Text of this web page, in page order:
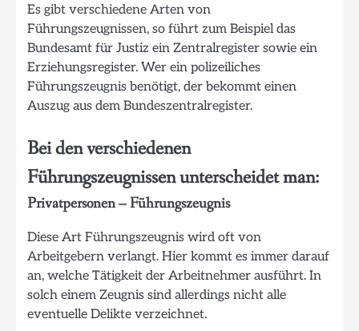
Es gibt verschiedene Arten von
Führungszeugnissen, so führt zum Beispiel das
Bundesamt für Justiz ein Zentralregister sowie ein
Erziehungsregister. Wer ein polizeiliches
Führungszeugnis benötigt, der bekommt einen
Auszug aus dem Bundeszentralregister.
Bei den verschiedenen
Führungszeugnissen unterscheidet man:
Privatpersonen – Führungszeugnis
Diese Art Führungszeugnis wird oft von
Arbeitgebern verlangt. Hier kommt es immer darauf
an, welche Tätigkeit der Arbeitnehmer ausführt. In
solch einem Zeugnis sind allerdings nicht alle
eventuelle Delikte verzeichnet.